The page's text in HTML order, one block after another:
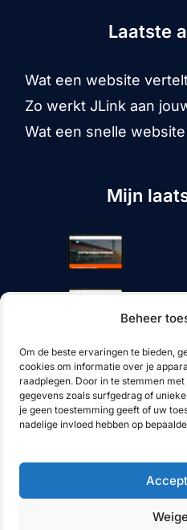
Beheer
Om de beste ervaringen te bieden,
cookies om informatie over je
raadplegen. Door in te stemmen
gegevens zoals surfgedrag of
je geen toestemming geeft of uw
nadelige invloed hebben op
Laatste
Wat een website
Zo werkt JLink aan
Wat een snelle
Mijn
© 2026 JLink -